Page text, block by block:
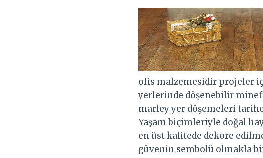
ofis malzemesidir projeler
yerlerinde döşenebilir
marley yer döşemeleri
Yaşam biçimleriyle doğal
en üst kalitede dekore
güvenin sembolü olmakla